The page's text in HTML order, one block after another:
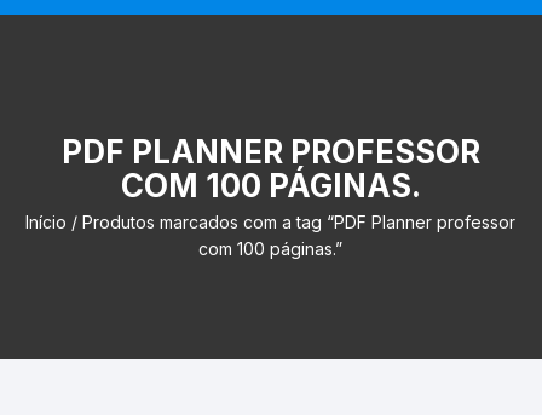
PDF PLANNER PROFESSOR
COM 100 PÁGINAS.
Início / Produtos marcados com a tag “PDF Planner professor
com 100 páginas.”